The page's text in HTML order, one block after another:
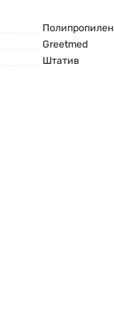
Полипропилен
Greetmed
Штатив